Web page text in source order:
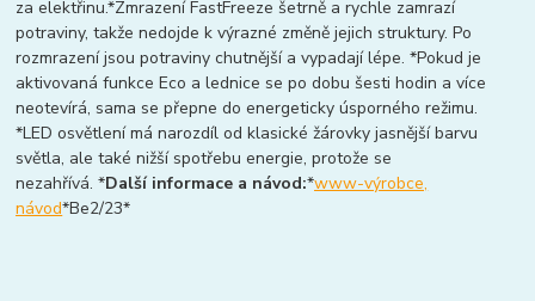
za elektřinu.*Zmrazení FastFreeze šetrně a rychle zamrazí
potraviny, takže nedojde k výrazné změně jejich struktury. Po
rozmrazení jsou potraviny chutnější a vypadají lépe. *Pokud je
aktivovaná funkce Eco a lednice se po dobu šesti hodin a více
neotevírá, sama se přepne do energeticky úsporného režimu.
*LED osvětlení má narozdíl od klasické žárovky jasnější barvu
světla, ale také nižší spotřebu energie, protože se
nezahřívá. *Další informace a návod:*www-výrobce,
návod*Be2/23*